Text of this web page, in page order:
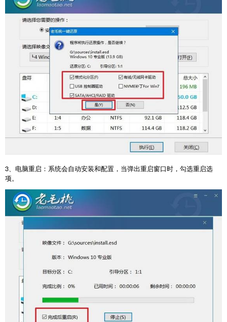
3 、电脑重启：系统会自动安装和配置，当弹出重启窗口时，勾选重启选
项。